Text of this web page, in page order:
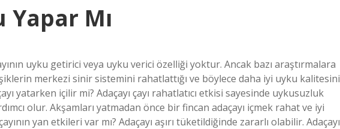
Yapar Mı
uyku getirici veya uyku verici özelliği yoktur. Ancak bazı araştırmalara
merkezi sinir sistemini rahatlattığı ve böylece daha iyi uyku kalitesini
yatarken içilir mi? Adaçayı çayı rahatlatıcı etkisi sayesinde uykusuzluk
olur. Akşamları yatmadan önce bir fincan adaçayı içmek rahat ve iyi
yan etkileri var mı? Adaçayı aşırı tüketildiğinde zararlı olabilir. Adaçayı